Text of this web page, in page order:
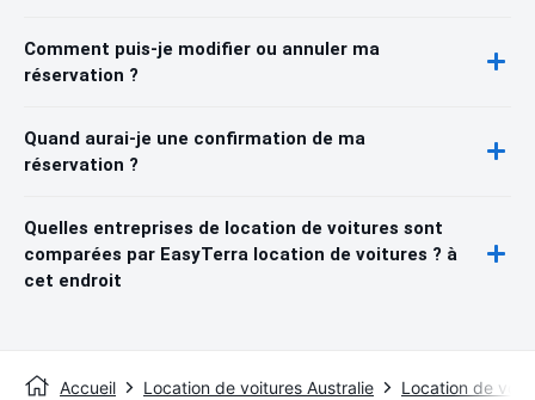
Comment puis-je modifier ou annuler ma
réservation ?
Quand aurai-je une confirmation de ma
réservation ?
Quelles entreprises de location de voitures sont
comparées par EasyTerra location de voitures ? à
cet endroit
Accueil Location de voitures Australie Location de